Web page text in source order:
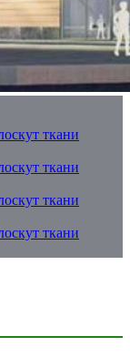
ткани
ткани
ткани
ткани